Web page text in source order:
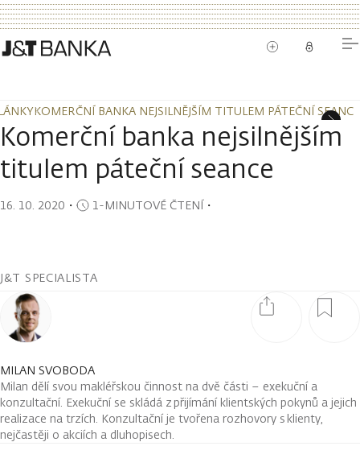
KOMERČNÍ BANKA NEJSILNĚJŠÍM TITULEM PÁTEČNÍ SEANCE
KOMERČNÍ BANKA NEJSILNĚJŠÍM TITULEM PÁTEČNÍ SEANCE
Komerční banka nejsilnějším
titulem páteční seance
16. 10. 2020 ・ 1-MINUTOVÉ ČTENÍ・
J&T SPECIALISTA
MILAN SVOBODA
Milan dělí svou makléřskou činnost na dvě části – exekuční a
konzultační. Exekuční se skládá z přijímání klientských pokynů a jejich
realizace na trzích. Konzultační je tvořena rozhovory s klienty,
nejčastěji o akciích a dluhopisech.